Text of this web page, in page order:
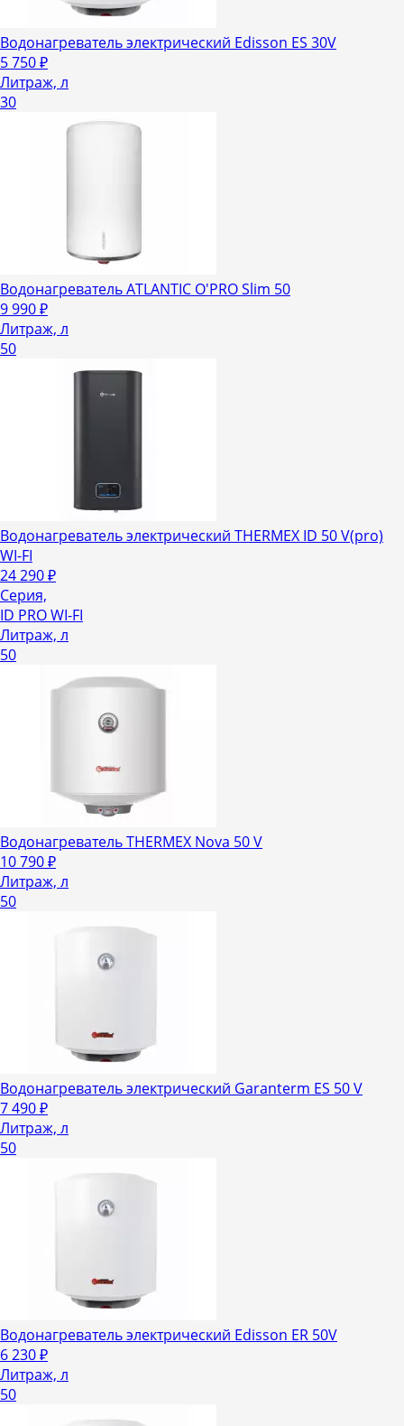
Водонагреватель электрический Edisson ES 30V
5 750₽
Литраж, л
30
Водонагреватель ATLANTIC O'PRO Slim 50
9 990₽
Литраж, л
50
Водонагреватель электрический THERMEX ID 50 V(pro)
WI-FI
24 290₽
Серия,
ID PRO WI-FI
Литраж, л
50
Водонагреватель THERMEX Nova 50 V
10 790₽
Литраж, л
50
Водонагреватель электрический Garanterm ES 50 V
7 490₽
Литраж, л
50
Водонагреватель электрический Edisson ER 50V
6 230₽
Литраж, л
50